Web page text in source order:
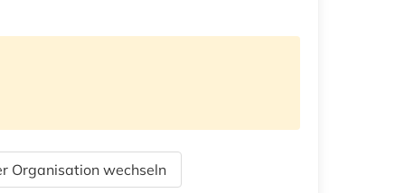
Organisation wechseln